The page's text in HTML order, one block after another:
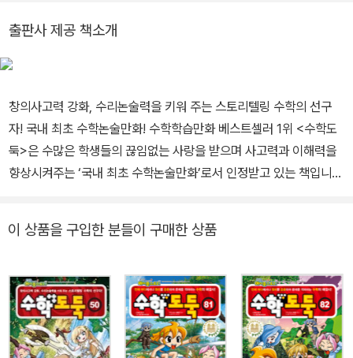
력 수학퀴즈> <메이플 매쓰> <수학도둑 수학동화>의 수학 콘텐츠
를 집필했습니다.
출판사 제공 책소개
창의사고력 강화, 수리논술력을 키워 주는 스토리텔링 수학의 선구
자! 국내 최초 수학논술만화! 수학학습만화 베스트셀러 1위 <수학도
둑>은 수많은 학생들의 끊임없는 사랑을 받으며 사고력과 이해력을
향상시켜주는 ‘국내 최초 수학논술만화’로서 인정받고 있는 책입니
를 이해하고, 이를 바탕으로 개념이해력, 수리계산력, 원리응용력을
속에 숨겨진 수학 개념 및 원리와 수학의 역사 속에 나타났던 심화된
내용으로 구성되었습니다. 또한 원리응용력을 키우고, 복잡하고 어려
운 문제도 차근차근 풀 수 있는 문제해결방법이 자세히 설명되었습니
다. 그리고 <수학도둑> 창의편에서는 창의사고력을 강화시키고 수리
이 상품을 구입한 분들이 구매한 상품